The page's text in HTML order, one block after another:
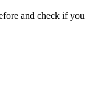
and check if you